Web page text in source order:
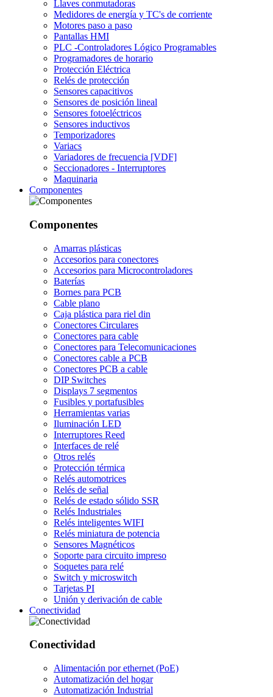
Llaves conmutadoras
Medidores de energía y TC's de corriente
Motores paso a paso
Pantallas HMI
PLC -Controladores Lógico Programables
Programadores de horario
Protección Eléctrica
Relés de protección
Sensores capacitivos
Sensores de posición lineal
Sensores fotoeléctricos
Sensores inductivos
Temporizadores
Variacs
Variadores de frecuencia [VDF]
Seccionadores - Interruptores
Maquinaria
Componentes
Componentes
Amarras plásticas
Accesorios para conectores
Accesorios para Microcontroladores
Baterías
Bornes para PCB
Cable plano
Caja plástica para riel din
Conectores Circulares
Conectores para cable
Conectores para Telecomunicaciones
Conectores cable a PCB
Conectores PCB a cable
DIP Switches
Displays 7 segmentos
Fusibles y portafusibles
Herramientas varias
Iluminación LED
Interruptores Reed
Interfaces de relé
Otros relés
Protección térmica
Relés automotrices
Relés de señal
Relés de estado sólido SSR
Relés Industriales
Relés inteligentes WIFI
Relés miniatura de potencia
Sensores Magnéticos
Soporte para circuito impreso
Soquetes para relé
Switch y microswitch
Tarjetas PI
Unión y derivación de cable
Conectividad
Conectividad
Alimentación por ethernet (PoE)
Automatización del hogar
Automatización Industrial